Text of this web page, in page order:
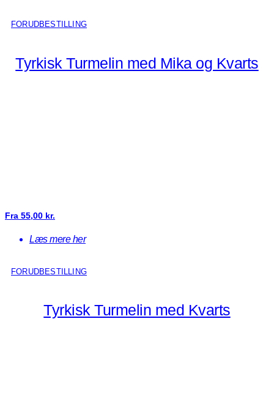
FORUDBESTILLING
Tyrkisk Turmelin med Mika og Kvarts
Fra 55,00 kr.
Læs mere her
FORUDBESTILLING
Tyrkisk Turmelin med Kvarts